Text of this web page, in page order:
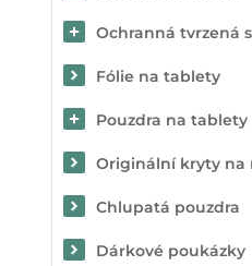
Ochranná tvrzená
Fólie na tablety
Pouzdra na tablety
Originální kryty na
Chlupatá pouzdra
Dárkové poukázky